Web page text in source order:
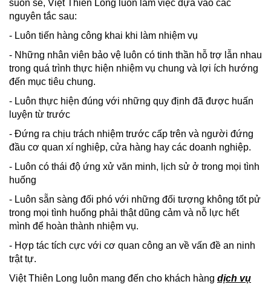
suôn sẻ, Việt Thiên Long luôn làm việc dựa vào các
nguyên tắc sau:
- Luôn tiến hàng công khai khi làm nhiệm vụ
- Những nhân viên bảo vệ luôn có tinh thần hỗ trợ lẫn nhau
trong quá trình thực hiện nhiệm vụ chung và lợi ích hướng
đến mục tiêu chung.
- Luôn thực hiện đúng với những quy định đã được huấn
luyện từ trước
- Đứng ra chịu trách nhiệm trước cấp trên và người đứng
đầu cơ quan xí nghiệp, cửa hàng hay các doanh nghiệp.
- Luôn có thái độ ứng xử văn minh, lịch sử ở trong mọi tình
huống
- Luôn sẵn sàng đối phó với những đối tượng không tốt pử
trong mọi tình huống phải thật dũng cảm và nỗ lực hết
mình để hoàn thành nhiệm vụ.
- Hợp tác tích cực với cơ quan công an về vấn đề an ninh
trật tự.
Việt Thiên Long luôn mang đến cho khách hàng dịch vụ